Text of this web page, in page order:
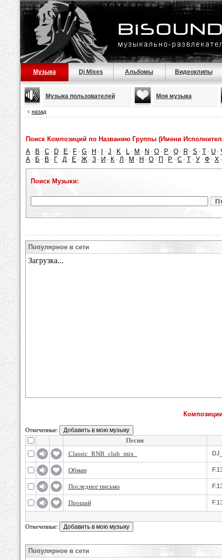
Музыка Dj Mixes Альбомы Видеоклипы
Музыка пользователей Моя музыка
назад
Поиск Композиций по Названию Группы (Имени
A · B · C · D · E · F · G · H · · J · K · L · M · N · O · P · Q · R · S · T · U ·
А · Б · В · Г · Д · Е · Ж · З · И · К · Л · М · Н · О · П · Р · С · Т · У · Ф · Х
Поиск Музыки:
Популярное в сети
Отмеченные:
Песня
Classic_RNB_club_mix_
Обман
Последнее письмо
Прощай
Отмеченные:
Популярное в сети